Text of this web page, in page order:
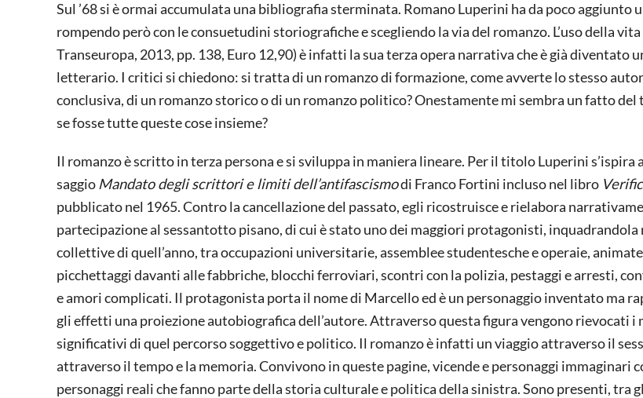
Sul ’68 si è ormai accumulata una bibliografia sterminata. Romano Luperini ha da poco aggiunto
rompendo però con le consuetudini storiografiche e scegliendo la via del romanzo. L’uso della
Transeuropa, 2013, pp. 138, Euro 12,90) è infatti la sua terza opera narrativa che è già diventato
letterario. I critici si chiedono: si tratta di un romanzo di formazione, come avverte lo stesso
conclusiva, di un romanzo storico o di un romanzo politico? Onestamente mi sembra un fatto del
se fosse tutte queste cose insieme?
Il romanzo è scritto in terza persona e si sviluppa in maniera lineare. Per il titolo Luperini s’ispira
saggio Mandato degli scrittori e limiti dell’antifascismodi Franco Fortini incluso nel libro
pubblicato nel 1965. Contro la cancellazione del passato, egli ricostruisce e rielabora
partecipazione al sessantotto pisano, di cui è stato uno dei maggiori protagonisti, inquadrandola
collettive di quell’anno, tra occupazioni universitarie, assemblee studentesche e operaie,
picchettaggi davanti alle fabbriche, blocchi ferroviari, scontri con la polizia, pestaggi e arresti,
e amori complicati. Il protagonista porta il nome di Marcello ed è un personaggio inventato ma
gli effetti una proiezione autobiografica dell’autore. Attraverso questa figura vengono rievocati i
significativi di quel percorso soggettivo e politico. Il romanzo è infatti un viaggio attraverso il
attraverso il tempo e la memoria. Convivono in queste pagine, vicende e personaggi immaginari
personaggi reali che fanno parte della storia culturale e politica della sinistra. Sono presenti, tra